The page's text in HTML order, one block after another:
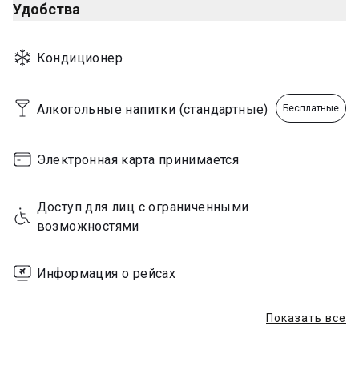
Удобства
Кондиционер
Алкогольные напитки (стандартные) Бесплатные
Электронная карта принимается
Доступ для лиц с ограниченными
возможностями
Информация о рейсах
Показать все